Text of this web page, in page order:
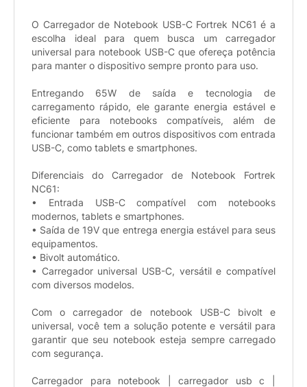
O Carregador de Notebook USB-C Fortrek NC61 é a
escolha ideal para quem busca um carregador
universal para notebook USB-C que ofereça potência
para manter o dispositivo sempre pronto para uso.
Entregando 65W de saída e tecnologia de
carregamento rápido, ele garante energia estável e
eficiente para notebooks compatíveis, além de
funcionar também em outros dispositivos com entrada
USB-C, como tablets e smartphones.
Diferenciais do Carregador de Notebook Fortrek
NC61:
• Entrada USB-C compatível com notebooks
modernos, tablets e smartphones.
• Saída de 19V que entrega energia estável para seus
equipamentos.
• Bivolt automático.
• Carregador universal USB-C, versátil e compatível
com diversos modelos.
Com o carregador de notebook USB-C bivolt e
universal, você tem a solução potente e versátil para
garantir que seu notebook esteja sempre carregado
com segurança.
Carregador para notebook | carregador usb c |